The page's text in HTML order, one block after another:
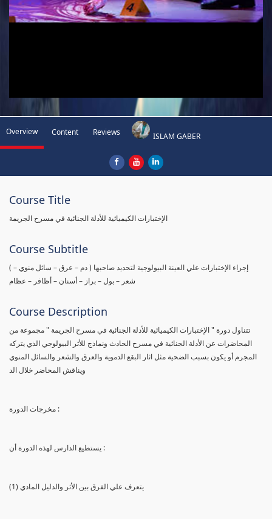
Overview Content Reviews ISLAM GABER
Course Title
الإختبارات الكيميائية للأدلة الجنائية في مسرح الجريمة
Course Subtitle
( إجراء الإختبارات علي العينة البيولوجية لتحديد صاحبها ( دم – عرق – سائل منوي –
شعر – بول – براز – أسنان – أظافر – عظام
Course Description
تتناول دورة " الإختبارات الكيميائية للأدلة الجنائية في مسرح الجريمة " مجموعة من
المحاضرات عن الأدلة الجنائية في مسرح الحادث ونماذج للأثر البيولوجي الذي يتركه
المجرم أو يكون بسبب الضحية مثل اثار البقع الدموية والعرق والشعر والسائل المنوي
ويناقش المحاضر خلال الد
مخرجات الدورة :
يستطيع الدارس لهذه الدورة أن :
(1) يتعرف علي الفرق بين الأثر والدليل المادي